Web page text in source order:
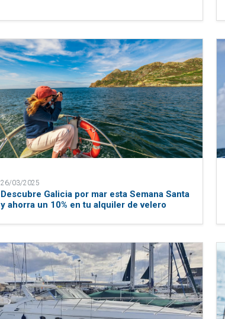
26/03/2025
Descubre Galicia por mar esta Semana Santa
y ahorra un 10% en tu alquiler de velero